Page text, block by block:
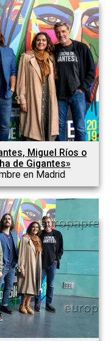
Miguel Ríos o
de Gigantes»
en Madrid